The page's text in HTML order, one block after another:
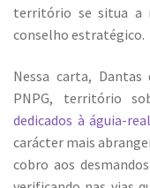
território se situa a
conselho estratégico.
Nessa carta,
PNPG, território
dedicados à águia-real
carácter mais
cobro aos